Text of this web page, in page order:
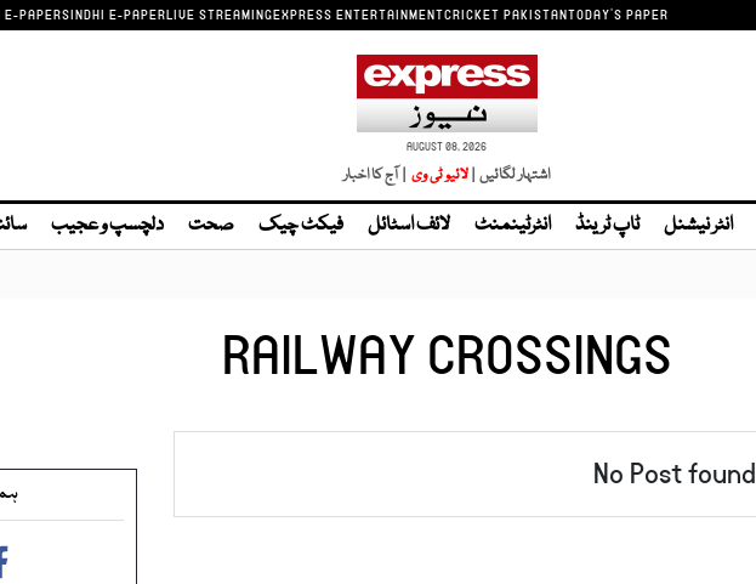
E-PAPERSINDHI E-PAPERLIVE STREAMINGEXPRESS ENTERTAINMENTCRICKET PAKISTANTODAY'S PAPER
AUGUST 08, 2026
اشتہار لگائیں | | آج کا اخبار
انٹر نیشنل ٹاپ ٹرینڈ انٹرٹینمنٹ لائف اسٹائل فیکٹ چیک صحت دلچسپ و عجیب
RAILWAY CROSSINGS
No Post found